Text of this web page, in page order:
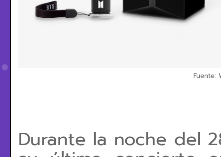
Fuente:
Durante la noche del